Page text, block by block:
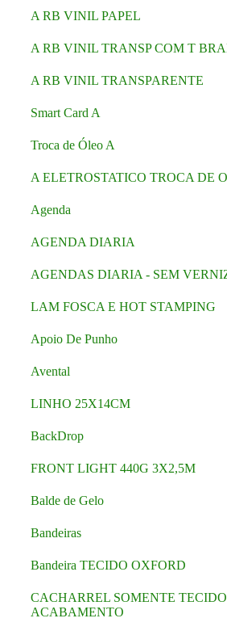
A RB VINIL PAPEL
A RB VINIL TRANSP COM T
A RB VINIL TRANSPARENTE
Smart Card A
Troca de Óleo A
A ELETROSTATICO TROCA DE
Agenda
AGENDA DIARIA
AGENDAS DIARIA - SEM
LAM FOSCA E HOT STAMPING
Apoio De Punho
Avental
LINHO 25X14CM
BackDrop
FRONT LIGHT 440G 3X2,5M
Balde de Gelo
Bandeiras
Bandeira TECIDO OXFORD
CACHARREL SOMENTE
ACABAMENTO